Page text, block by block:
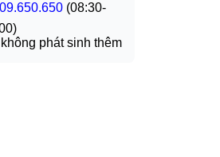
(08:30-
phát sinh thêm